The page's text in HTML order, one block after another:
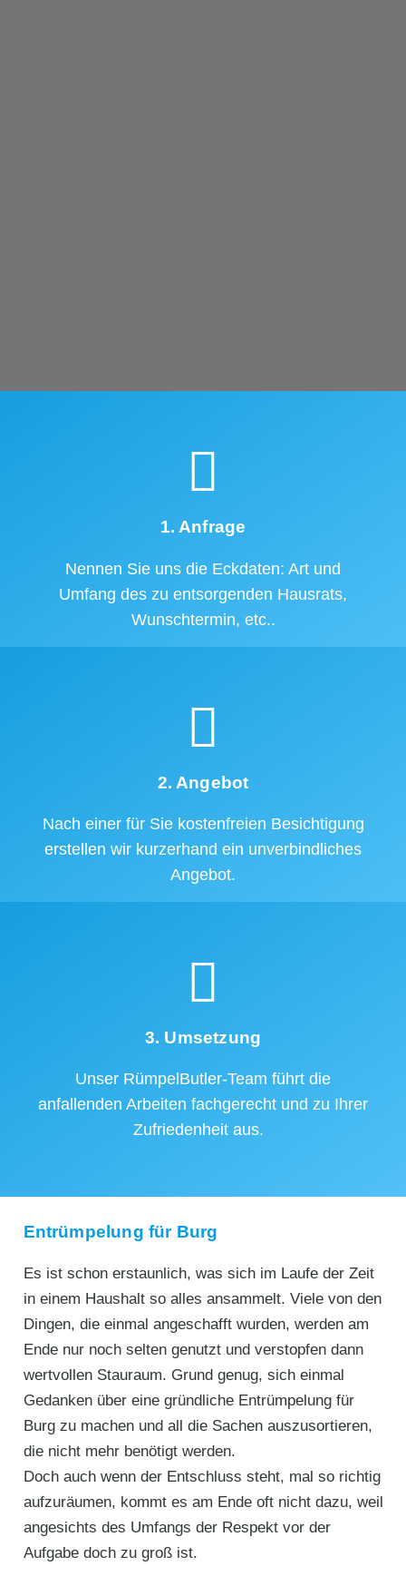
1. Anfrage
Nennen Sie uns die Eckdaten: Art und
Umfang des zu entsorgenden Hausrats,
Wunschtermin, etc..
2. Angebot
Nach einer für Sie kostenfreien Besichtigung
erstellen wir kurzerhand ein unverbindliches
Angebot.
3. Umsetzung
Unser RümpelButler-Team führt die
anfallenden Arbeiten fachgerecht und zu Ihrer
Zufriedenheit aus.
Entrümpelung für Burg
Es ist schon erstaunlich, was sich im Laufe der Zeit
in einem Haushalt so alles ansammelt. Viele von den
Dingen, die einmal angeschafft wurden, werden am
Ende nur noch selten genutzt und verstopfen dann
wertvollen Stauraum. Grund genug, sich einmal
Gedanken über eine gründliche Entrümpelung für
Burg zu machen und all die Sachen auszusortieren,
die nicht mehr benötigt werden.
Doch auch wenn der Entschluss steht, mal so richtig
aufzuräumen, kommt es am Ende oft nicht dazu, weil
angesichts des Umfangs der Respekt vor der
Aufgabe doch zu groß ist.